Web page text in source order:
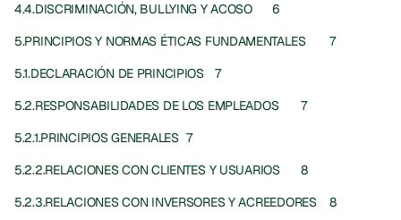
4.4.DISCRIMINACIÓN, BULLYING Y ACOSO	6
5.PRINCIPIOS Y NORMAS ÉTICAS FUNDAMENTALES	7
5.1.DECLARACIÓN DE PRINCIPIOS	7
5.2.RESPONSABILIDADES DE LOS EMPLEADOS	7
5.2.1.PRINCIPIOS GENERALES	7
5.2.2.RELACIONES CON CLIENTES Y USUARIOS	8
5.2.3.RELACIONES CON INVERSORES Y ACREEDORES	8